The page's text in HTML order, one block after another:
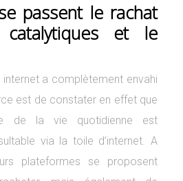
passent le rachat
et le
internet a complètement envahi
est de constater en effet que
de la vie quotidienne est
via la toile d’internet. A
plateformes se proposent